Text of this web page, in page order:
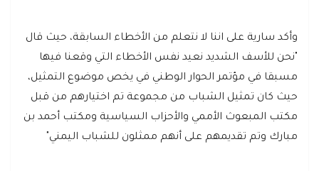
وأكد سارية على اننا لا نتعلم من الأخطاء السابقة، حيث قال
"نحن للأسف الشديد نعيد نفس الأخطاء التي وقعنا فيها
مسبقا في مؤتمر الحوار الوطني في يخص موضوع التمثيل،
حيث كان تمثيل الشباب من مجموعة تم اختيارهم من قبل
مكتب المبعوث الأممي والأحزاب السياسية ومكتب أحمد بن
مبارك وتم تقديمهم على أنهم ممثلون للشباب اليمني"